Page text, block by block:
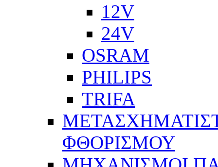
12V
24V
OSRAM
PHILIPS
TRIFA
ΦΘΟΡΙΣΜΟΥ